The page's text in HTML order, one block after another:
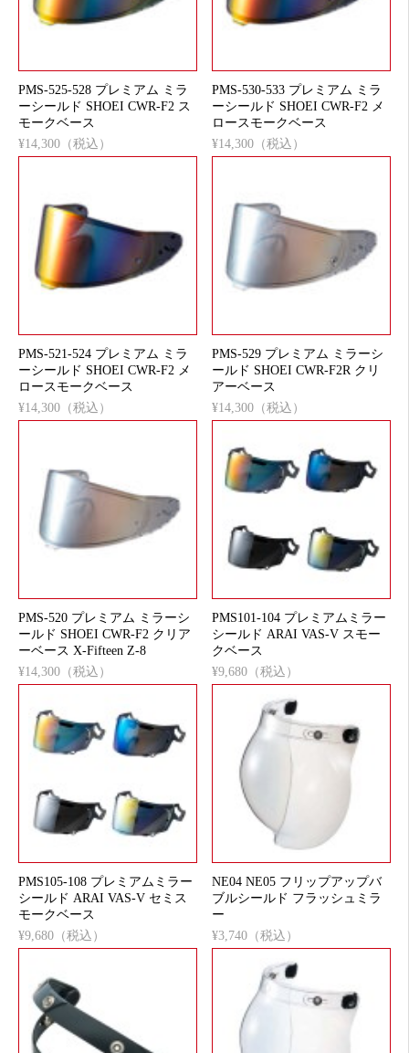
PMS-525-528 プレミアム ミラ
ーシールド SHOEI CWR-F2 ス
モークベース
¥14,300（税込）
PMS-530-533 プレミアム ミラ
ーシールド SHOEI CWR-F2 メ
ロースモークベース
¥14,300（税込）
PMS-521-524 プレミアム ミラ
ーシールド SHOEI CWR-F2 メ
ロースモークベース
¥14,300（税込）
PMS-529 プレミアム ミラーシ
ールド SHOEI CWR-F2R クリ
アーベース
¥14,300（税込）
PMS-520 プレミアム ミラーシ
ールド SHOEI CWR-F2 クリア
ーベース X-Fifteen Z-8
¥14,300（税込）
PMS101-104 プレミアムミラー
シールド ARAI VAS-V スモー
クベース
¥9,680（税込）
PMS105-108 プレミアムミラー
シールド ARAI VAS-V セミス
モークベース
¥9,680（税込）
NE04 NE05 フリップアップバ
ブルシールド フラッシュミラ
ー
¥3,740（税込）